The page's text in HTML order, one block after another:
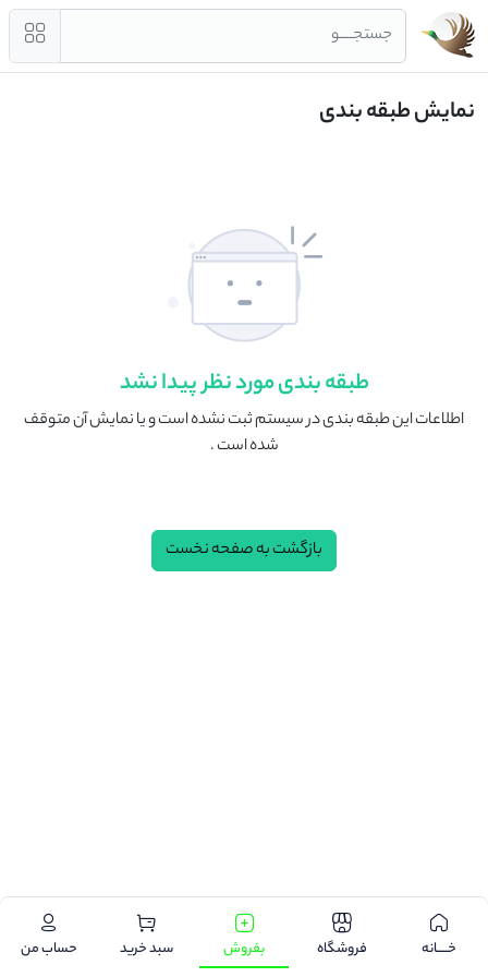
جستجــــو
نمایش طبقه بندی
طبقه بندی مورد نظر پیدا نشد
اطلاعات این طبقه بندی در سیستم ثبت نشده است و یا نمایش آن متوقف
شده است .
بازگشت به صفحه نخست
خـــــانه فروشگاه بفروش سبد خرید حساب من